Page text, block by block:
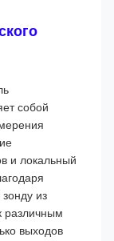
собой
и локальный
из
различным
выходов